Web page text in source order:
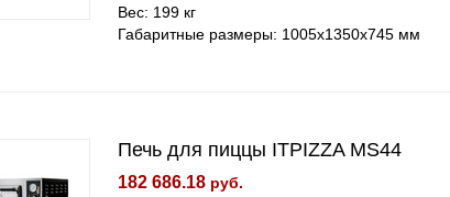
Вес: 199 кг
Габаритные размеры: 1005х1350х745 мм
Печь для пиццы ITPIZZA MS44
182 686.18 руб.